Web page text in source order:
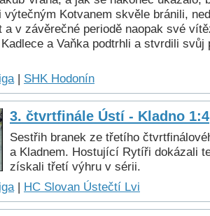
výtečným Kotvanem skvěle bránili,
a v závěrečné periodě naopak své
a Vaňka podtrhli a stvrdili svůj
| SHK Hodonín
3. čtvrtfinále Ústí - Kladno 1:4
Sestřih branek ze třetího
a Kladnem. Hostující Rytíři dokázali
získali třetí výhru v sérii.
| HC Slovan Ústečtí Lvi